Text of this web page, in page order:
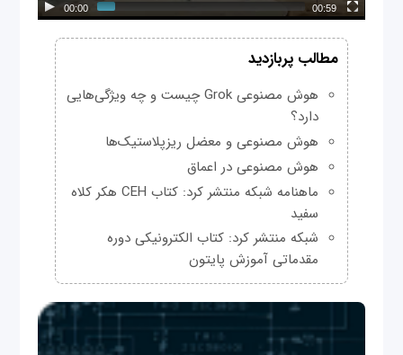
00:00 00:59
مطالب پربازدید
هوش مصنوعی Grok چیست و چه ویژگی‌هایی
دارد؟
هوش مصنوعی و معضل ریزپلاستیک‌ها
هوش مصنوعی در اعماق
ماهنامه شبکه منتشر کرد: کتاب CEH هکر کلاه
سفید
شبکه منتشر کرد: کتاب الکترونیکی دوره
مقدماتی آموزش پایتون